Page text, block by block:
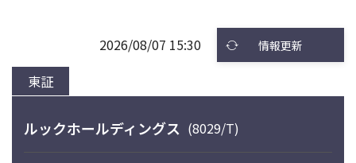
東証
2026/08/07 15:30 情報更新
ルックホールディングス (8029/T)